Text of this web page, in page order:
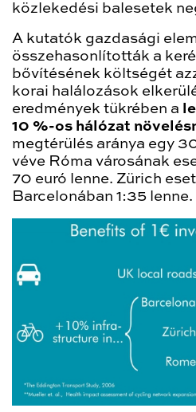
közlekedési balesetek
A kutatók gazdasági
összehasonlították a
bővítésének költségét
korai halálozások
eredmények tükrében a
10 %-os hálózat
megtérülés aránya egy
véve Róma városának
70 euró lenne. Zürich
Barcelonában 1:35 lenne.